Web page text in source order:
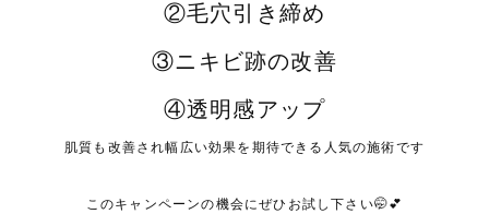
②毛穴引き締め
③ニキビ跡の改善
④透明感アップ
肌質も改善され幅広い効果を期待できる人気の施術です
このキャンペーンの機会にぜひお試し下さい🤭💕